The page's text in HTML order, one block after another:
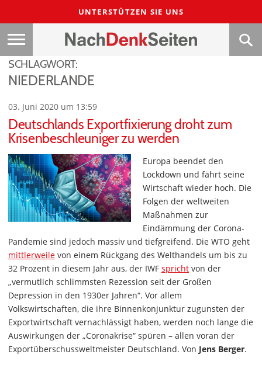
UNTERSTÜTZEN SIE UNS
SCHLAGWORT:
NIEDERLANDE
03. Juni 2020 um 13:59
Deutschlands Exportfixierung droht zum
Krisenbeschleuniger zu werden
Europa beendet den
Lockdown und fährt seine
Wirtschaft wieder hoch. Die
Folgen der weltweiten
Maßnahmen zur
Eindämmung der Corona-
Pandemie sind jedoch massiv und tiefgreifend. Die WTO geht
mittlerweile von einem Rückgang des Welthandels um bis zu
32 Prozent in diesem Jahr aus, der IWF spricht von der
„vermutlich schlimmsten Rezession seit der Großen
Depression in den 1930er Jahren“. Vor allem
Volkswirtschaften, die ihre Binnenkonjunktur zugunsten der
Exportwirtschaft vernachlässigt haben, werden noch lange die
Auswirkungen der „Coronakrise“ spüren – allen voran der
Exportüberschussweltmeister Deutschland. Von Jens Berger.